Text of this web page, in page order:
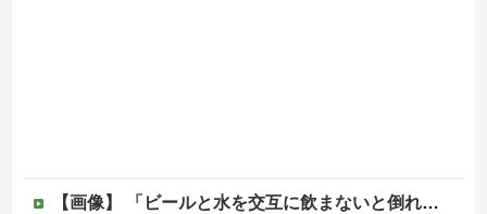
【画像】 「ビールと水を交互に飲まないと倒れるグラス」発売